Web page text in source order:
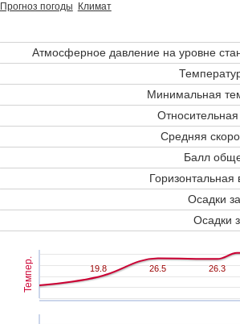
Прогноз погоды Климат
Атмосферное давление на уровне
Минимальная
Средняя
Балл
Горизонтальная
Осадки
Осадки
Темпер. 19.8
19.8 26.5
26.5 26.3
26.3